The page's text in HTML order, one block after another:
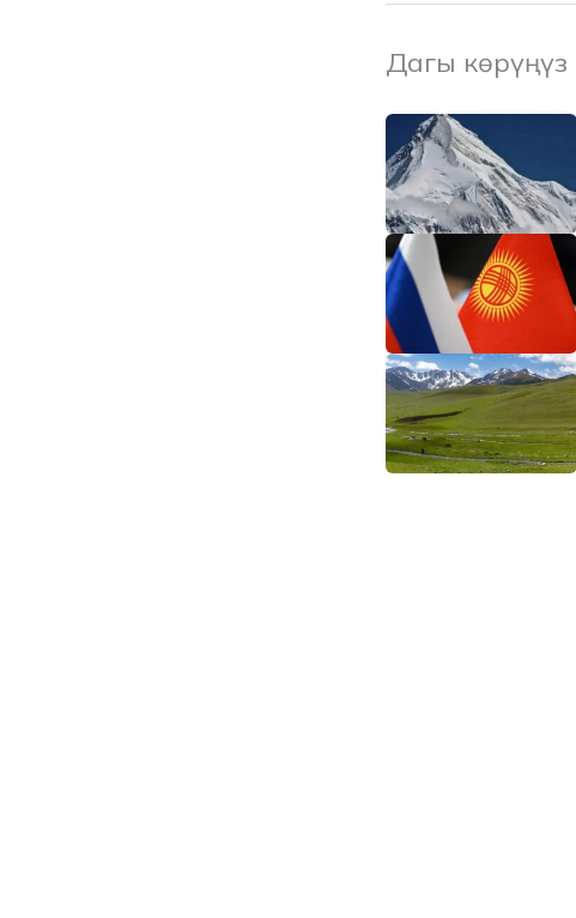
Дагы көрүңүз